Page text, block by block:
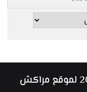
حقوق النشر محفوظة © 2026 لموقع مراكش